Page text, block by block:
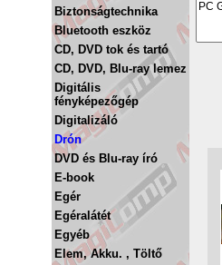
Biztonságtechnika
Bluetooth eszköz
CD, DVD tok és tartó
CD, DVD, Blu-ray lemez
Digitális
fényképezőgép
Digitalizáló
Drón
DVD és Blu-ray író
E-book
Egér
Egéralátét
Egyéb
Elem, Akku. , Töltő